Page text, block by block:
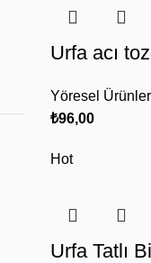
Urfa acı
Yöresel Ürünler
₺96,00
Hot
Urfa Tatlı